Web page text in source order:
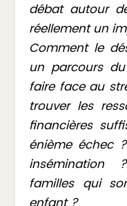
débat autour
réellement un
Comment le
un parcours
faire face au
trouver les
financières
énième échec
insémination
familles qui